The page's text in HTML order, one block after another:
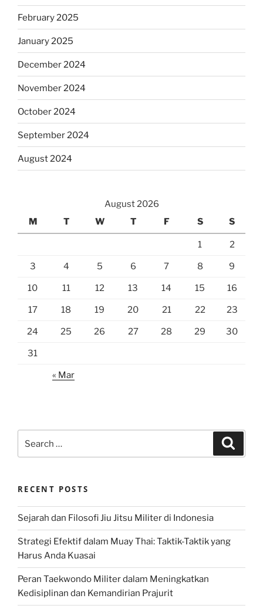
February 2025
January 2025
December 2024
November 2024
October 2024
September 2024
August 2024
August 2026
M
T W T F S S
1 2
3 4 5 6 7 8 9
10 11 12 13 14 15 16
17 18 19 20 21 22 23
24 25 26 27 28 29 30
31
« Mar
for:
RECENT POSTS
Sejarah dan Filosofi Jiu Jitsu Militer di Indonesia
Strategi Efektif dalam Muay Thai: Taktik-Taktik yang
Harus Anda Kuasai
Peran Taekwondo Militer dalam Meningkatkan
Kedisiplinan dan Kemandirian Prajurit